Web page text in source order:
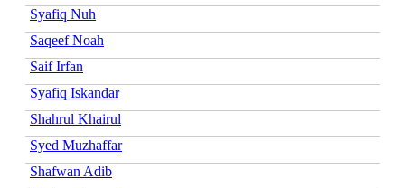
Syafiq Nuh
Saqeef Noah
Saif Irfan
Syafiq Iskandar
Shahrul Khairul
Syed Muzhaffar
Shafwan Adib